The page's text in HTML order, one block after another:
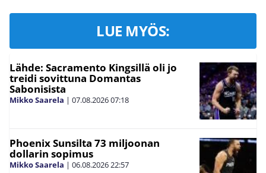
LUE MYÖS:
Lähde: Sacramento Kingsillä oli jo
treidi sovittuna Domantas
Sabonisista
Mikko Saarela | 07.08.202607:18
Phoenix Sunsilta 73 miljoonan
dollarin sopimus
Mikko Saarela | 06.08.202622:57